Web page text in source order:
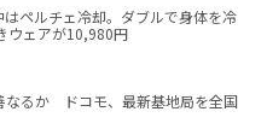
ペルチェ冷却。ダブルで身体を冷
ウェアが10,980円
なるか ドコモ、最新基地局を全国